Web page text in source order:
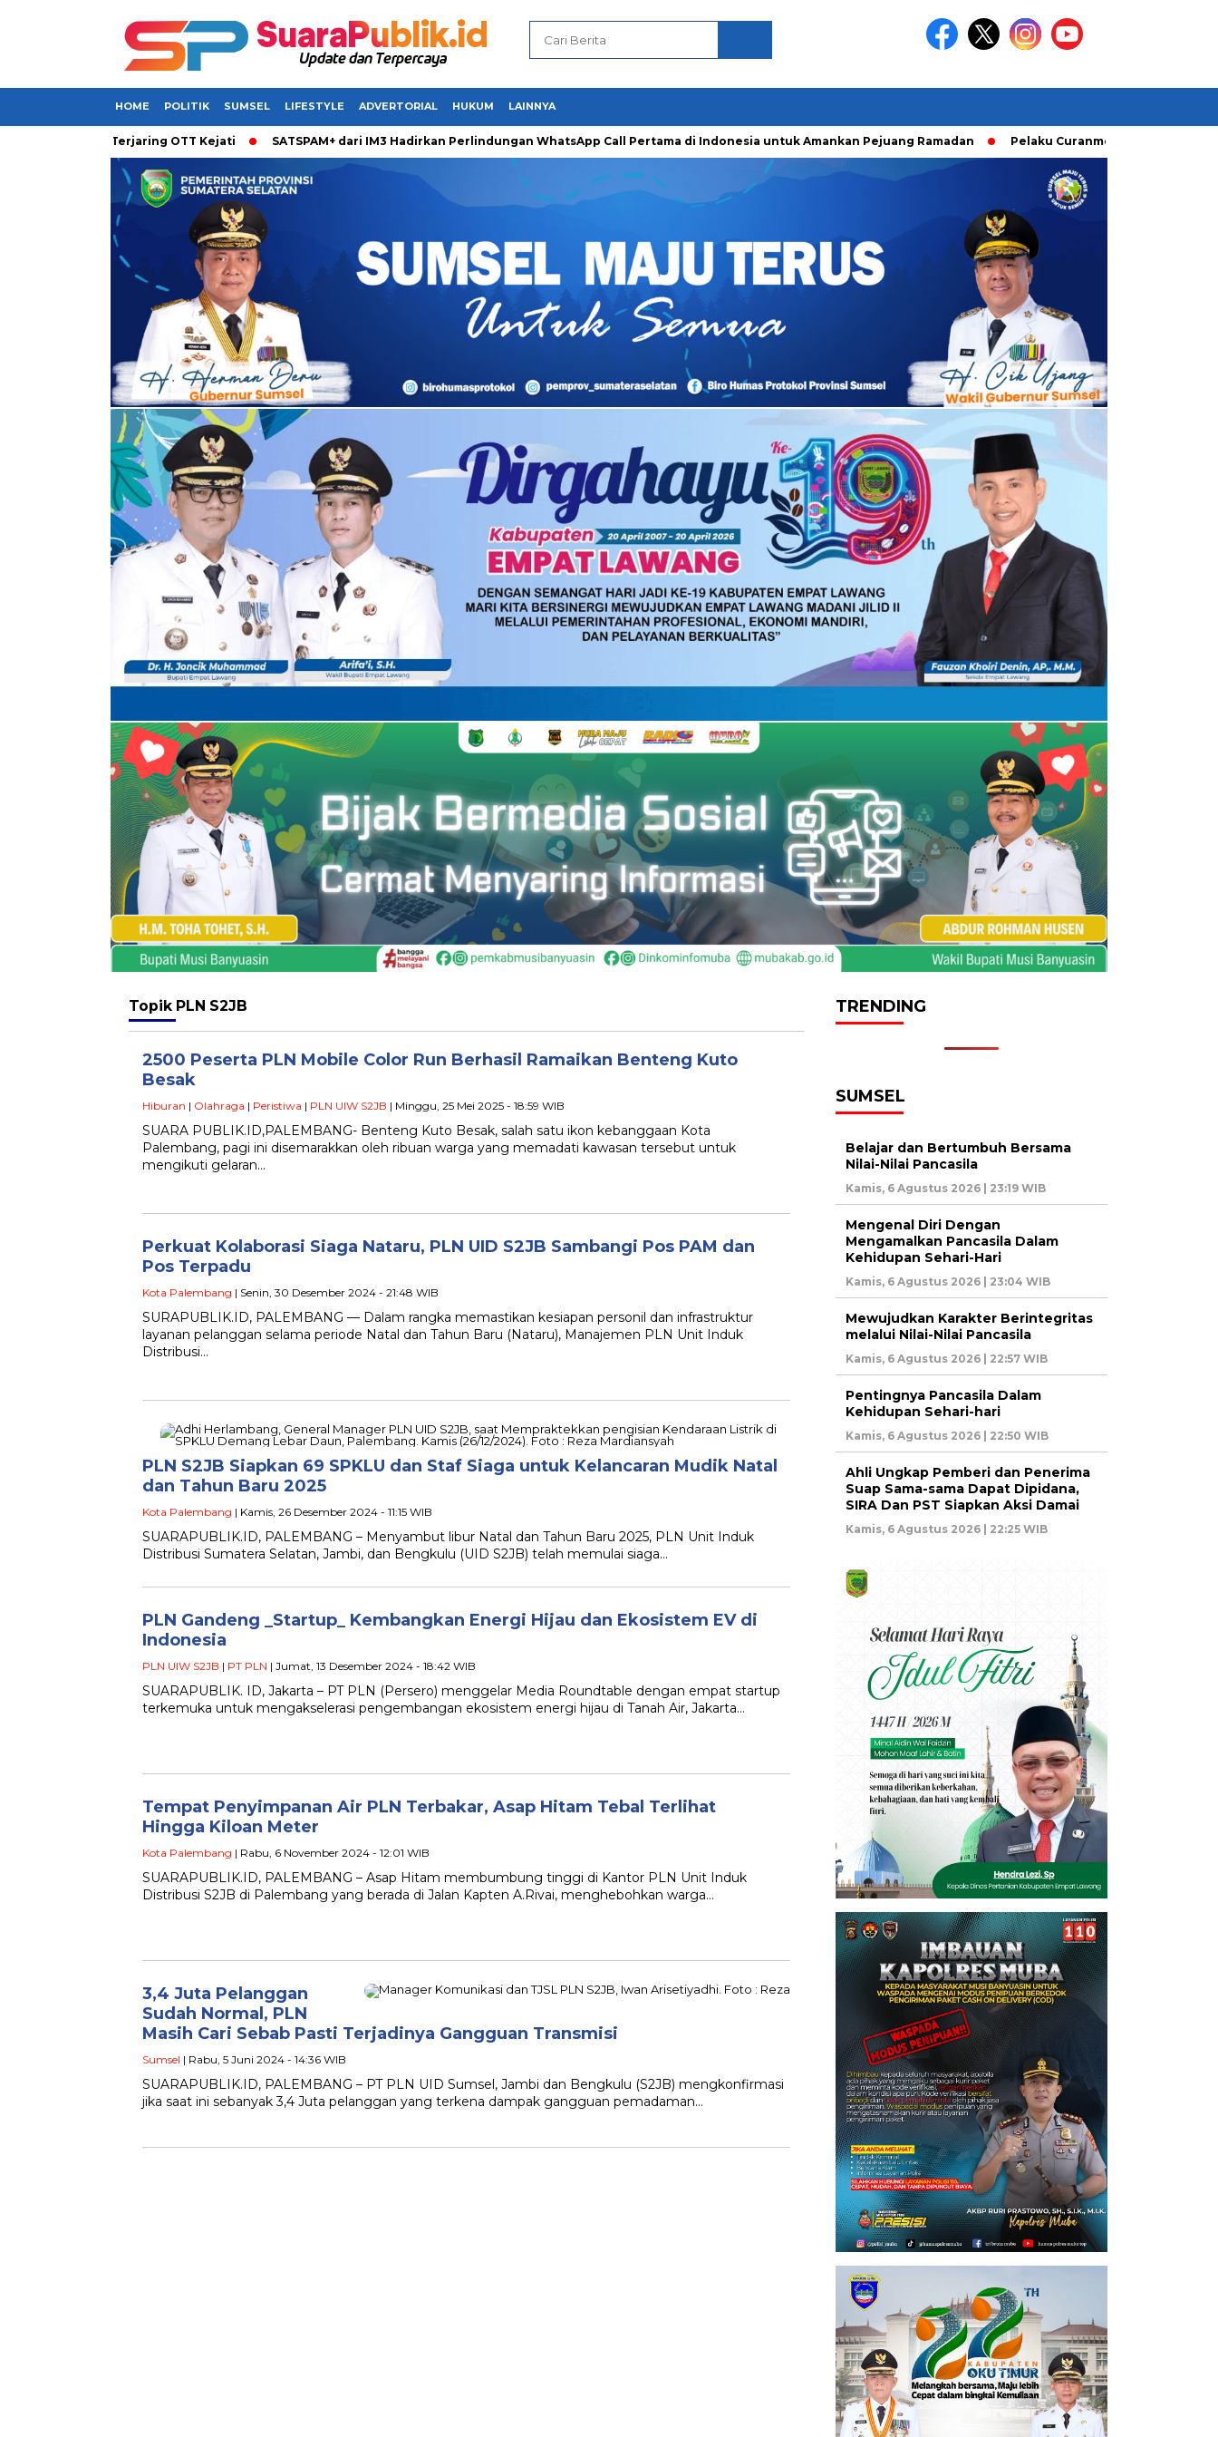
HOME POLITIK SUMSEL LIFESTYLE ADVERTORIAL HUKUM LAINNYA
Terjaring OTT Kejati SATSPAM+ dari IM3 Hadirkan Perlindungan WhatsApp Call Pertama di Indonesia untuk Amankan Pejuang Ramadan Pelaku Curanmor diringkusi Unit Ranmor
Topik PLN S2JB
2500 Peserta PLN Mobile Color Run Berhasil Ramaikan Benteng Kuto
Besak
Hiburan | Olahraga | Peristiwa | PLN UIW S2JB | Minggu, 25 Mei 2025 - 18:59 WIB
SUARA PUBLIK.ID,PALEMBANG- Benteng Kuto Besak, salah satu ikon kebanggaan Kota
Palembang, pagi ini disemarakkan oleh ribuan warga yang memadati kawasan tersebut untuk
mengikuti gelaran…
Perkuat Kolaborasi Siaga Nataru, PLN UID S2JB Sambangi Pos PAM dan
Pos Terpadu
Kota Palembang | Senin, 30 Desember 2024 - 21:48 WIB
SURAPUBLIK.ID, PALEMBANG — Dalam rangka memastikan kesiapan personil dan infrastruktur
layanan pelanggan selama periode Natal dan Tahun Baru (Nataru), Manajemen PLN Unit Induk
Distribusi…
PLN S2JB Siapkan 69 SPKLU dan Staf Siaga untuk Kelancaran Mudik Natal
dan Tahun Baru 2025
Kota Palembang | Kamis, 26 Desember 2024 - 11:15 WIB
SUARAPUBLIK.ID, PALEMBANG – Menyambut libur Natal dan Tahun Baru 2025, PLN Unit Induk
Distribusi Sumatera Selatan, Jambi, dan Bengkulu (UID S2JB) telah memulai siaga…
PLN Gandeng _Startup_ Kembangkan Energi Hijau dan Ekosistem EV di
Indonesia
PLN UIW S2JB | PT PLN | Jumat, 13 Desember 2024 - 18:42 WIB
SUARAPUBLIK. ID, Jakarta – PT PLN (Persero) menggelar Media Roundtable dengan empat startup
terkemuka untuk mengakselerasi pengembangan ekosistem energi hijau di Tanah Air, Jakarta…
Tempat Penyimpanan Air PLN Terbakar, Asap Hitam Tebal Terlihat
Hingga Kiloan Meter
Kota Palembang | Rabu, 6 November 2024 - 12:01 WIB
SUARAPUBLIK.ID, PALEMBANG – Asap Hitam membumbung tinggi di Kantor PLN Unit Induk
Distribusi S2JB di Palembang yang berada di Jalan Kapten A.Rivai, menghebohkan warga…
3,4 Juta Pelanggan
Sudah Normal, PLN
Masih Cari Sebab Pasti Terjadinya Gangguan Transmisi
Sumsel | Rabu, 5 Juni 2024 - 14:36 WIB
SUARAPUBLIK.ID, PALEMBANG – PT PLN UID Sumsel, Jambi dan Bengkulu (S2JB) mengkonfirmasi
jika saat ini sebanyak 3,4 Juta pelanggan yang terkena dampak gangguan pemadaman…
TRENDING
SUMSEL
Belajar dan Bertumbuh Bersama
Nilai-Nilai Pancasila
Kamis, 6 Agustus 2026 | 23:19 WIB
Mengenal Diri Dengan
Mengamalkan Pancasila Dalam
Kehidupan Sehari-Hari
Kamis, 6 Agustus 2026 | 23:04 WIB
Mewujudkan Karakter Berintegritas
melalui Nilai-Nilai Pancasila
Kamis, 6 Agustus 2026 | 22:57 WIB
Pentingnya Pancasila Dalam
Kehidupan Sehari-hari
Kamis, 6 Agustus 2026 | 22:50 WIB
Ahli Ungkap Pemberi dan Penerima
Suap Sama-sama Dapat Dipidana,
SIRA Dan PST Siapkan Aksi Damai
Kamis, 6 Agustus 2026 | 22:25 WIB